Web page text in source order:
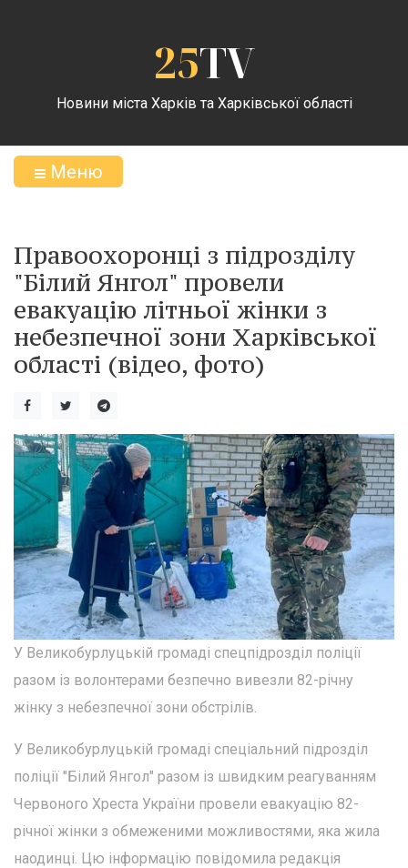
25TV
Новини міста Харків та Харківської області
Меню
Правоохоронці з підрозділу
"Білий Янгол" провели
евакуацію літньої жінки з
небезпечної зони Харківської
області (відео, фото)
У Великобурлуцькій громаді спецпідрозділ поліції
разом із волонтерами безпечно вивезли 82-річну
жінку з небезпечної зони обстрілів.
У Великобурлуцькій громаді спеціальний підрозділ
поліції "Білий Янгол" разом із швидким реагуванням
Червоного Хреста України провели евакуацію 82-
річної жінки з обмеженими можливостями, яка жила
наодинці. Цю інформацію повідомила редакція